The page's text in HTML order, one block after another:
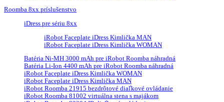
Roomba 8xx príslušenstvo
iDress pre sériu 8xx
iRobot Faceplate iDress Kimlička MAN
iRobot Faceplate iDress Kimlička WOMAN
Batéria Ni-MH 3000 mAh pre iRobot Roomba náhradná
Batéria Li-Ion 4400 mAh pre iRobot Roomba náhradná
iRobot Faceplate iDress Kimlička WOMAN
iRobot Faceplate iDress Kimlička MAN
iRobot Roomba 21915 bezdrôtové diaľkové ovládanie
iRobot Roomba 81002 virtuálna stena s majákom